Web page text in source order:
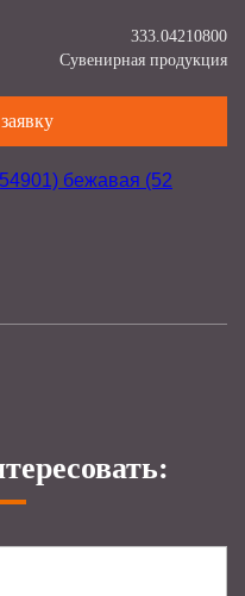
333.04210800
Сувенирная продукция